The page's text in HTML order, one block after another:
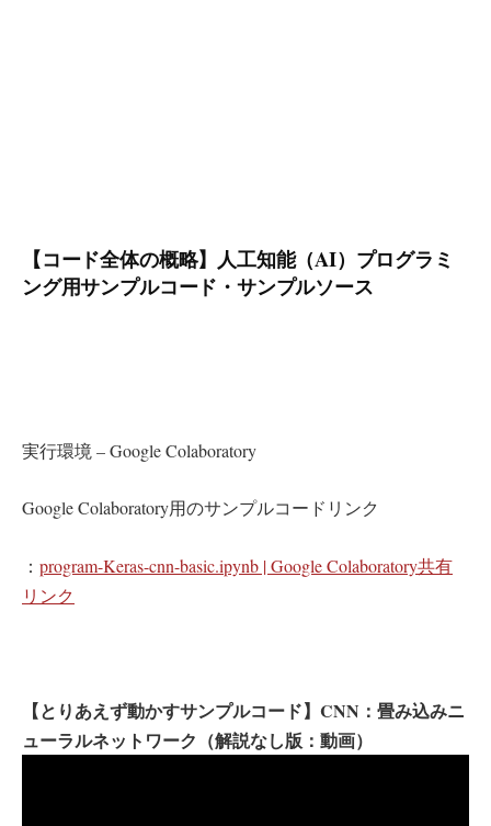
【コード全体の概略】人工知能（AI）プログラミ
ング用サンプルコード・サンプルソース
実行環境 – Google Colaboratory
Google Colaboratory用のサンプルコードリンク
： program-Keras-cnn-basic.ipynb | Google Colaboratory共有
リンク
【とりあえず動かすサンプルコード】CNN：畳み込みニ
ューラルネットワーク（解説なし版：動画）